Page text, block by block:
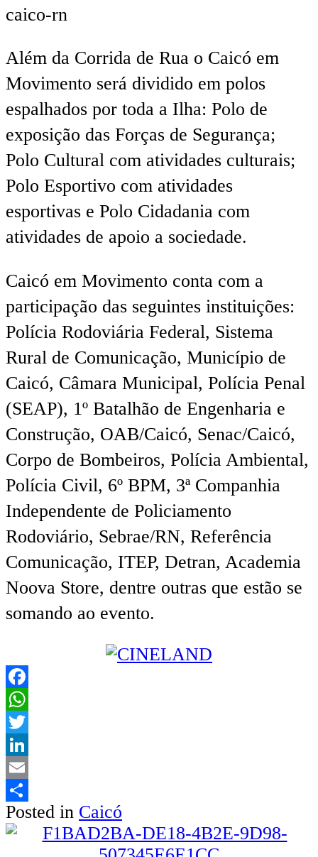
caico-rn
Além da Corrida de Rua o Caicó em
Movimento será dividido em polos
espalhados por toda a Ilha: Polo de
exposição das Forças de Segurança;
Polo Cultural com atividades culturais;
Polo Esportivo com atividades
esportivas e Polo Cidadania com
atividades de apoio a sociedade.
Caicó em Movimento conta com a
participação das seguintes instituições:
Polícia Rodoviária Federal, Sistema
Rural de Comunicação, Município de
Caicó, Câmara Municipal, Polícia Penal
(SEAP), 1º Batalhão de Engenharia e
Construção, OAB/Caicó, Senac/Caicó,
Corpo de Bombeiros, Polícia Ambiental,
Polícia Civil, 6º BPM, 3ª Companhia
Independente de Policiamento
Rodoviário, Sebrae/RN, Referência
Comunicação, ITEP, Detran, Academia
Noova Store, dentre outras que estão se
somando ao evento.
Facebook
WhatsApp
Twitter
LinkedIn
Email
Share
Posted in Caicó